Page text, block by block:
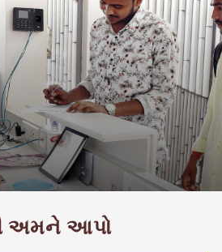
અમને આપો